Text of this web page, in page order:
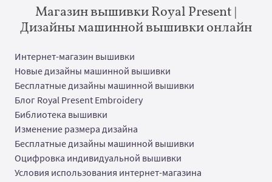
Магазин вышивки Royal Present |
Дизайны машинной вышивки онлайн
Интернет-магазин вышивки
Новые дизайны машинной вышивки
Бесплатные дизайны машинной вышивки
Блог Royal Present Embroidery
Библиотека вышивки
Изменение размера дизайна
Бесплатные дизайны машинной вышивки
Оцифровка индивидуальной вышивки
Условия использования интернет-магазина